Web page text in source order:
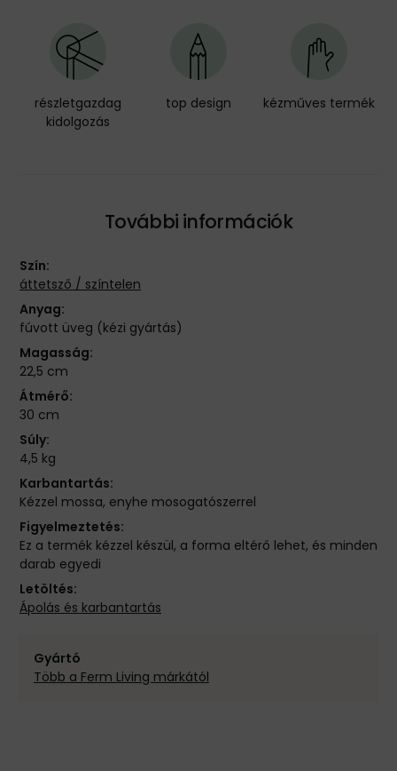
részletgazdag
kidolgozás
top design kézműves termék
További információk
Szín:
áttetsző / színtelen
Anyag:
fúvott üveg (kézi gyártás)
Magasság:
22,5 cm
Átmérő:
30 cm
Súly:
4,5 kg
Karbantartás:
Kézzel mossa, enyhe mosogatószerrel
Figyelmeztetés:
Ez a termék kézzel készül, a forma eltérő lehet, és minden
darab egyedi
Letöltés:
Ápolás és karbantartás
Gyártó
Több a Ferm Living márkától